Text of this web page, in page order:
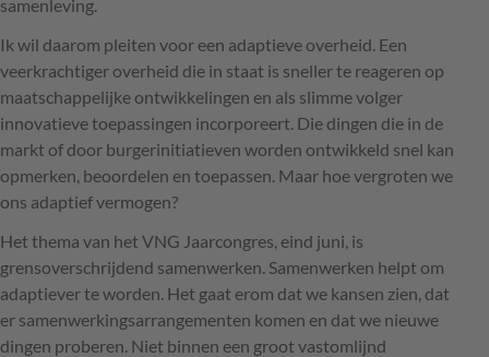
samenleving.
Ik wil daarom pleiten voor een adaptieve overheid. Een
veerkrachtiger overheid die in staat is sneller te reageren op
maatschappelijke ontwikkelingen en als slimme volger
innovatieve toepassingen incorporeert. Die dingen die in de
markt of door burgerinitiatieven worden ontwikkeld snel kan
opmerken, beoordelen en toepassen. Maar hoe vergroten we
ons adaptief vermogen?
Het thema van het VNG Jaarcongres, eind juni, is
grensoverschrijdend samenwerken. Samenwerken helpt om
adaptiever te worden. Het gaat erom dat we kansen zien, dat
er samenwerkingsarrangementen komen en dat we nieuwe
dingen proberen. Niet binnen een groot vastomlijnd